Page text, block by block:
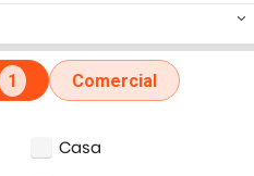
keyboard_arrow_down
1 Comercial
Casa